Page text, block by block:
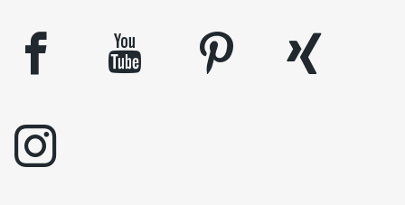
facebook youtube pinterest
xing
instagram